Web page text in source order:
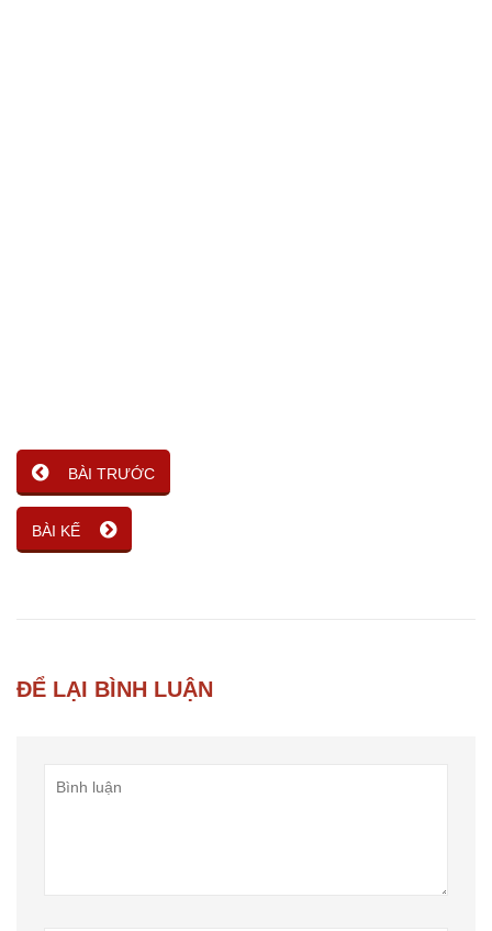
BÀI TRƯỚC
BÀI KẾ
ĐỂ LẠI BÌNH LUẬN